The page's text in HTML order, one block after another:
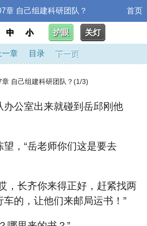
章 自己组建科研团队？ 首页
中 小 护眼 关灯
一章 目录 下一页
章 自己组建科研团队？(1/3)
办公室出来就碰到岳邱刚他
望，“岳老师你们这是要去
，长齐你来得正好，赶紧找两
的，让他们来邮局运书！”